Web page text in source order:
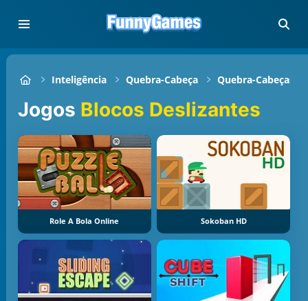
Inteligência Quebra-Cabeça Quebra-Cabeças
Jogos Blocos Deslizantes
Role A Bola Online Sokoban HD